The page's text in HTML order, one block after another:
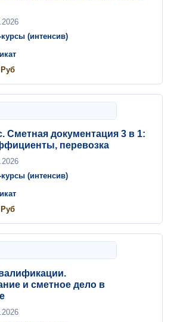
(интенсив)
Руб
Сметная документация 3 в 1:
перевозка
(интенсив)
Руб
и сметное дело в